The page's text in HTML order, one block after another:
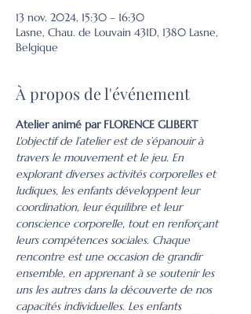
13 nov. 2024, 15:30 – 16:30
Lasne, Chau. de Louvain 431D, 1380 Lasne,
Belgique
À propos de l'événement
Atelier animé par FLORENCE GLIBERT
L'objectif de l’atelier est de s’épanouir à
travers le mouvement et le jeu. En
explorant diverses activités corporelles et
ludiques, les enfants développent leur
coordination, leur équilibre et leur
conscience corporelle, tout en renforçant
leurs compétences sociales. Chaque
rencontre est une occasion de grandir
ensemble, en apprenant à se soutenir les
uns les autres dans la découverte de nos
capacités individuelles. Les enfants